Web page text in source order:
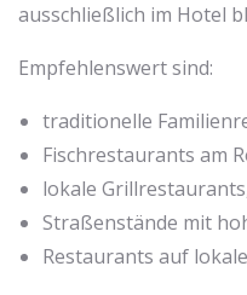
ausschließlich im Hotel
Empfehlenswert sind:
traditionelle
Fischrestaurants am
lokale
Straßenstände mit
Restaurants auf